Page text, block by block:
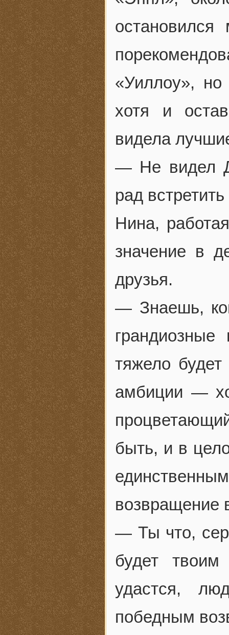
«Уиллоу»,
хотя и
видела
— Не видел
рад
Нина,
значение в
друзья.
— Знаешь,
тяжело
амбиции —
быть, и в
возвращение
— Ты что,
будет
удастся,
победным